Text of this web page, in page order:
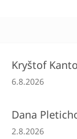
Kryštof
Hodnocení
6.8.2026
Dana
Hodnocení
2.8.2026